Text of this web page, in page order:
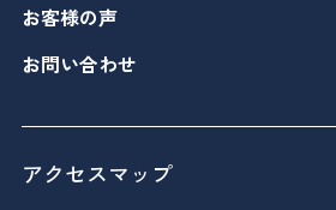
お客様の声
お問い合わせ
アクセスマップ